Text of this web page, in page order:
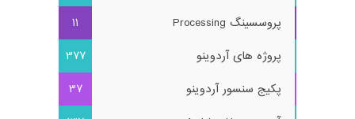
پروسسینگ Processing
11
پروژه های آردوینو
377
پکیج سنسور آردوینو
37